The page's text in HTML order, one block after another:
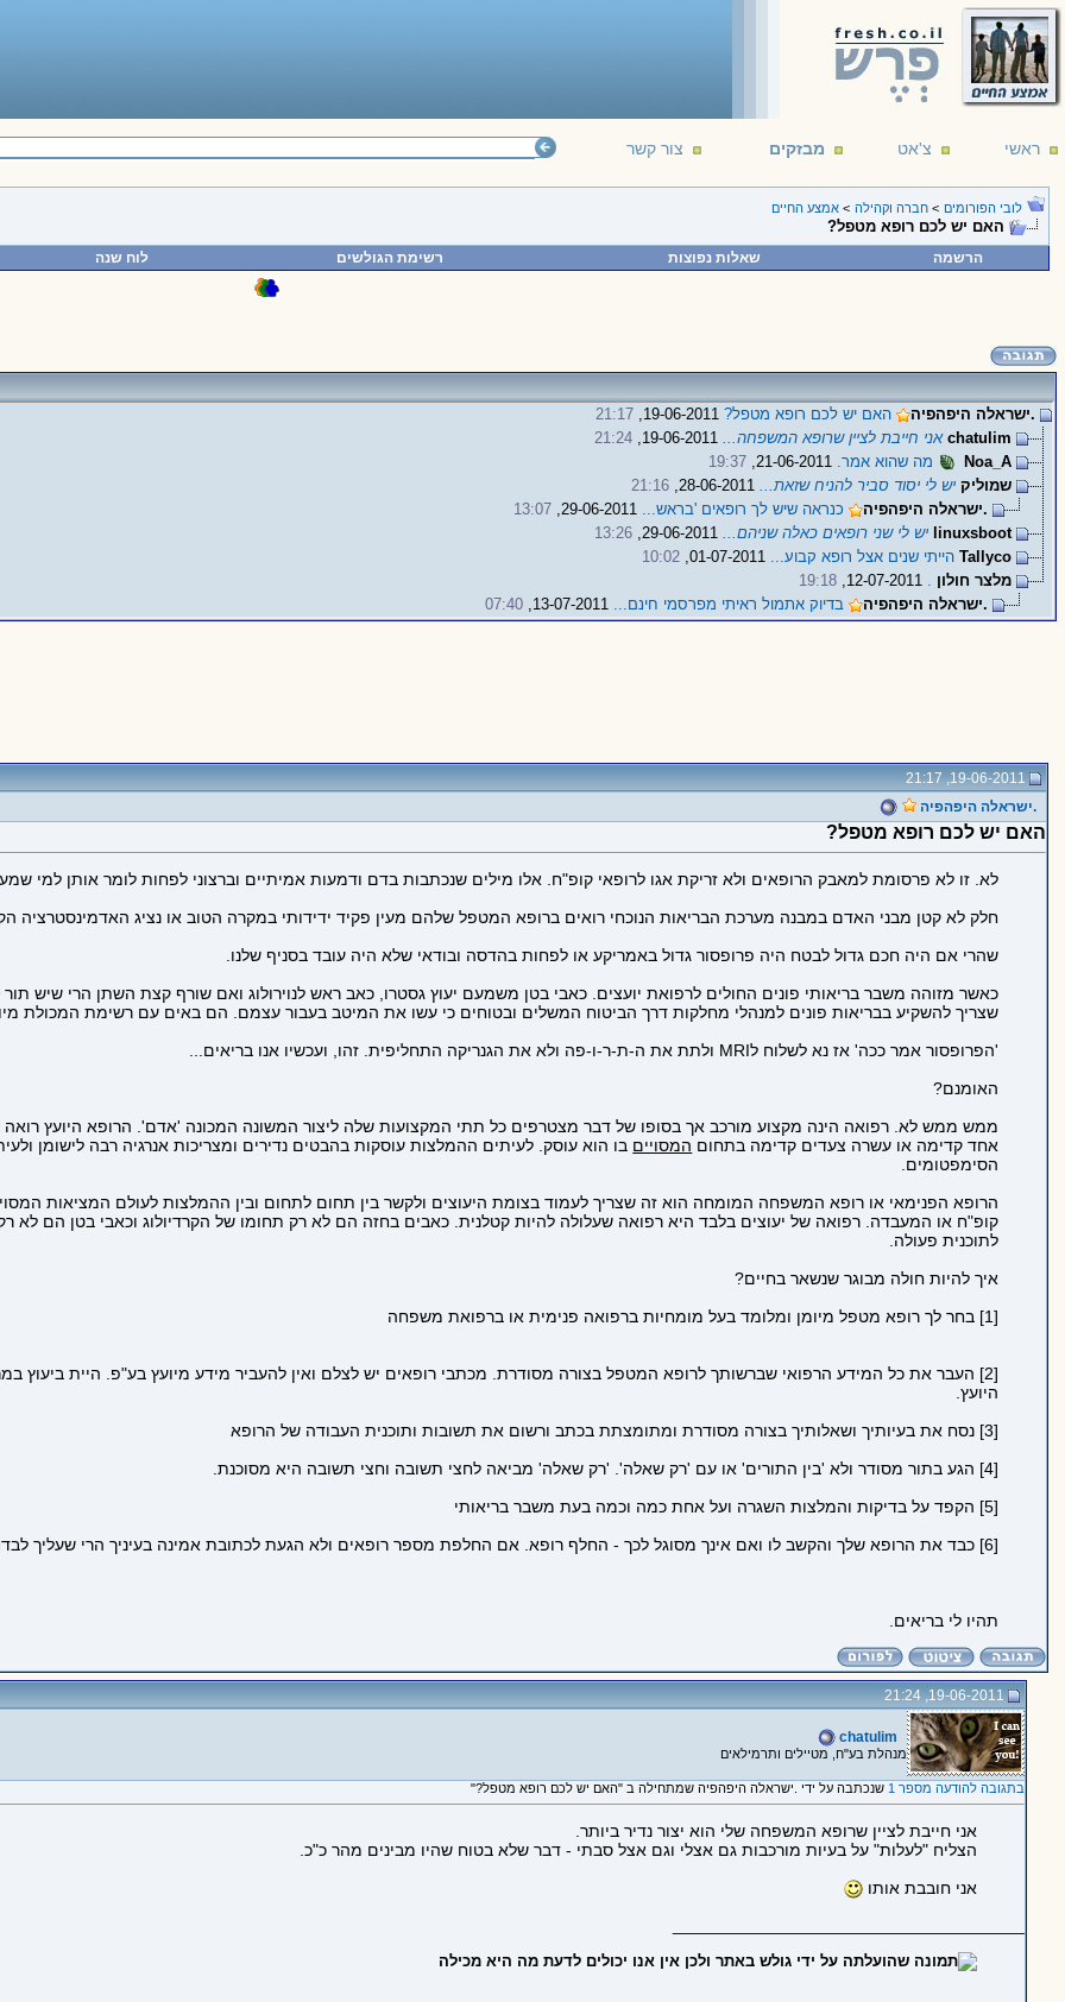
ראשי צ'אט מבזקים צור קשר
לובי הפורומים > חברה וקהילה > אמצע החיים
האם יש לכם רופא מטפל?
הרשמה שאלות נפוצות רשימת הגולשים לוח שנה
.ישראלה היפהפיה האם יש לכם רופא מטפל?19-06-2011,
21:17
chatulim אני חייבת לציין שרופא המשפחה...19-06-2011,
21:24
Noa_A
מה שהוא אמר.
19:37
שמוליק יש לי יסוד סביר להניח שזאת...28-06-2011,
21:16
.ישראלה היפהפיה
כנראה שיש לך רופאים 'בראש...
13:07
linuxsboot יש לי שני רופאים כאלה שניהם...29-06-2011,
13:26
Tallyco הייתי שנים אצל רופא קבוע...
10:02
מלצר חולון .
19:18
.ישראלה היפהפיה
בדיוק אתמול ראיתי מפרסמי חינם... 07:40
19-06-2011, 21:17
.ישראלה היפהפיה
האם יש לכם רופא מטפל?
לא. זו לא פרסומת למאבק הרופאים ולא זריקת אגו לרופאי קופ"ח. אלו מילים שנכתבות בדם ודמעות אמיתיים וברצוני לפחות לומר אותן למי
חלק לא קטן מבני האדם במבנה מערכת הבריאות הנוכחי רואים ברופא המטפל שלהם מעין פקיד ידידותי במקרה הטוב או נציג האדמינסטרציה
שהרי אם היה חכם גדול לבטח היה פרופסור גדול באמריקע או לפחות בהדסה ובודאי שלא היה עובד בסניף שלנו.
כאשר מזוהה משבר בריאותי פונים החולים לרפואת יועצים. כאבי בטן משמעם יעוץ גסטרו, כאב ראש לנוירולוג ואם שורף קצת השתן הרי שיש
שצריך להשקיע בבריאות פונים למנהלי מחלקות דרך הביטוח המשלים ובטוחים כי עשו את המיטב בעבור עצמם. הם באים עם רשימת המכולת
'הפרופסור אמר ככה' אז נא לשלוח לMRI ולתת את ה-ת-ר-ו-פה ולא את הגנריקה התחליפית. זהו, ועכשיו אנו בריאים...
האומנם?
ממש ממש לא. רפואה הינה מקצוע מורכב אך בסופו של דבר מצטרפים כל תתי המקצועות שלה ליצור המשונה המכונה 'אדם'. הרופא היועץ רואה
אחד קדימה או עשרה צעדים קדימה בתחום המסויים בו הוא עוסק. לעיתים ההמלצות עוסקות בהבטים נדירים ומצריכות אנרגיה רבה לישומן
הסימפטומים.
הרופא הפנימאי או רופא המשפחה המומחה הוא זה שצריך לעמוד בצומת היעוצים ולקשר בין תחום לתחום ובין ההמלצות לעולם המציאות
קופ"ח או המעבדה. רפואה של יעוצים בלבד היא רפואה שעלולה להיות קטלנית. כאבים בחזה הם לא רק תחומו של הקרדיולוג וכאבי בטן הם
לתוכנית פעולה.
איך להיות חולה מבוגר שנשאר בחיים?
[1] בחר לך רופא מטפל מיומן ומלומד בעל מומחיות ברפואה פנימית או ברפואת משפחה
[2] העבר את כל המידע הרפואי שברשותך לרופא המטפל בצורה מסודרת. מכתבי רופאים יש לצלם ואין להעביר מידע מיועץ בע"פ. היית ביעוץ
היועץ.
[3] נסח את בעיותיך ושאלותיך בצורה מסודרת ומתומצתת בכתב ורשום את תשובות ותוכנית העבודה של הרופא
[4] הגע בתור מסודר ולא 'בין התורים' או עם 'רק שאלה'. 'רק שאלה' מביאה לחצי תשובה וחצי תשובה היא מסוכנת.
[5] הקפד על בדיקות והמלצות השגרה ועל אחת כמה וכמה בעת משבר בריאותי
[6] כבד את הרופא שלך והקשב לו ואם אינך מסוגל לכך - החלף רופא. אם החלפת מספר רופאים ולא הגעת לכתובת אמינה בעיניך הרי שעליך לבדוק שמא הבעיה היא בך.
תהיו לי בריאים.
19-06-2011, 21:24
chatulim
מנהלת בע"ח, מטיילים ותרמילאים
בתגובה להודעה מספר 1 שנכתבה על ידי .ישראלה היפהפיה שמתחילה ב "האם יש לכם רופא מטפל?"
אני חייבת לציין שרופא המשפחה שלי הוא יצור נדיר ביותר.
הצליח "לעלות" על בעיות מורכבות גם אצלי וגם אצל סבתי - דבר שלא בטוח שהיו מבינים מהר כ"כ.
אני חובבת אותו